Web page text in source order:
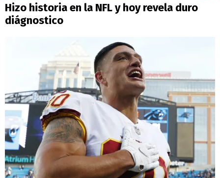
Hizo historia en la NFL y hoy revela duro
diágnostico